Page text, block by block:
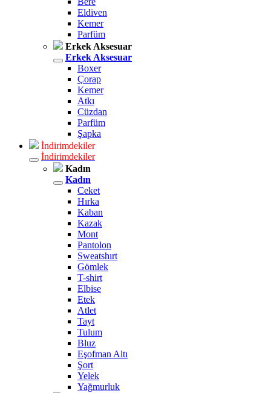
Eldiven
Kemer
Parfüm
Erkek Aksesuar
Erkek Aksesuar
Boxer
Çorap
Kemer
Atkı
Cüzdan
Parfüm
Şapka
İndirimdekiler
İndirimdekiler
Kadın
Kadın
Ceket
Hırka
Kaban
Kazak
Mont
Pantolon
Sweatshırt
Gömlek
T-shirt
Elbise
Etek
Atlet
Tayt
Tulum
Bluz
Eşofman Altı
Şort
Yelek
Yağmurluk